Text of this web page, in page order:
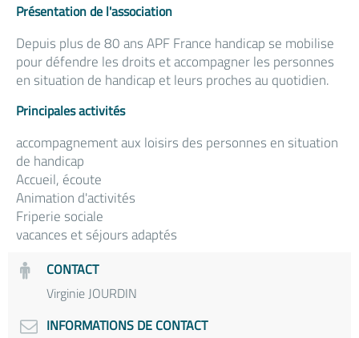
Présentation de l'association
Depuis plus de 80 ans APF France handicap se mobilise
pour défendre les droits et accompagner les personnes
en situation de handicap et leurs proches au quotidien.
Principales activités
accompagnement aux loisirs des personnes en situation
de handicap
Accueil, écoute
Animation d'activités
Friperie sociale
vacances et séjours adaptés
CONTACT
Virginie JOURDIN
INFORMATIONS DE CONTACT